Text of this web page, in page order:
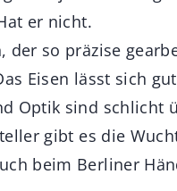
er nicht.
der so präzise
Eisen lässt sich
Optik sind schlicht
gibt es die
beim Berliner